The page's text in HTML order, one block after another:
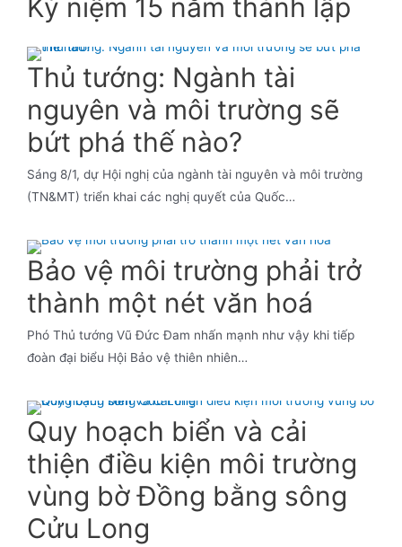
Kỷ niệm 15 năm thành lập
Thủ tướng: Ngành tài
nguyên và môi trường sẽ
bứt phá thế nào?
Sáng 8/1, dự Hội nghị của ngành tài nguyên và môi trường
(TN&MT) triển khai các nghị quyết của Quốc…
Bảo vệ môi trường phải trở
thành một nét văn hoá
Phó Thủ tướng Vũ Đức Đam nhấn mạnh như vậy khi tiếp
đoàn đại biểu Hội Bảo vệ thiên nhiên…
Quy hoạch biển và cải
thiện điều kiện môi trường
vùng bờ Đồng bằng sông
Cửu Long